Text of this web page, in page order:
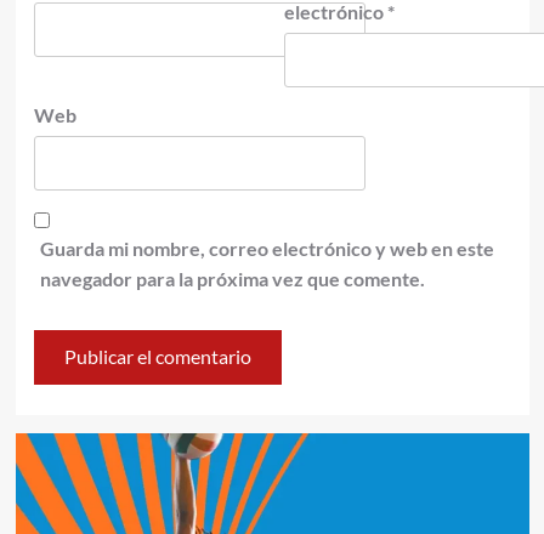
electrónico *
Web
Guarda mi nombre, correo electrónico y web en este
navegador para la próxima vez que comente.